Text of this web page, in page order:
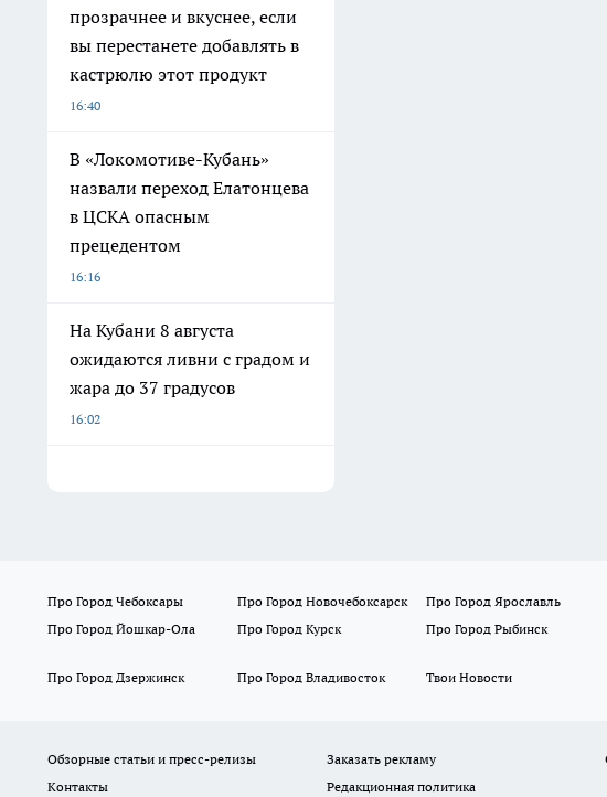
прозрачнее и вкуснее, если
вы перестанете добавлять в
кастрюлю этот продукт
16:40
В «Локомотиве-Кубань»
назвали переход Елатонцева
в ЦСКА опасным
прецедентом
16:16
На Кубани 8 августа
ожидаются ливни с градом и
жара до 37 градусов
16:02
Про Город Чебоксары Про Город Новочебоксарск Про Город Ярославль
Про Город Йошкар-Ола
Про Город Курск Про Город Рыбинск
Про Город Дзержинск
Про Город Владивосток Твои Новости
Обзорные статьи и пресс-релизы Заказать рекламу
Контакты
Редакционная политика